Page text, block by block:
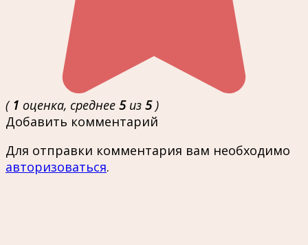
( 1 оценка, среднее 5из 5)
Добавить комментарий
Для отправки комментария вам необходимо
авторизоваться.